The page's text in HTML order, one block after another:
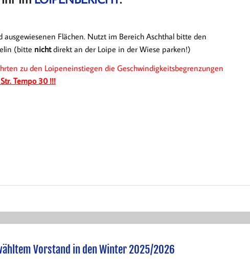
Flächen. Nutzt im Bereich Aschthal bitte den
(bitte nichtdirekt an der Loipe in der Wiese parken!)
zu den Loipeneinstiegen die Geschwindigkeitsbegrenzungen
Tempo 30 !!!
Vorstand in den Winter 2025/2026